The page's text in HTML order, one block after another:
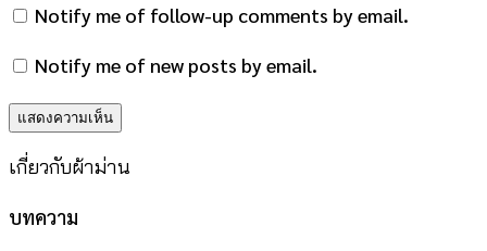
Notify me of follow-up comments by email.
Notify me of new posts by email.
เกี่ยวกับผ้าม่าน
บทความ